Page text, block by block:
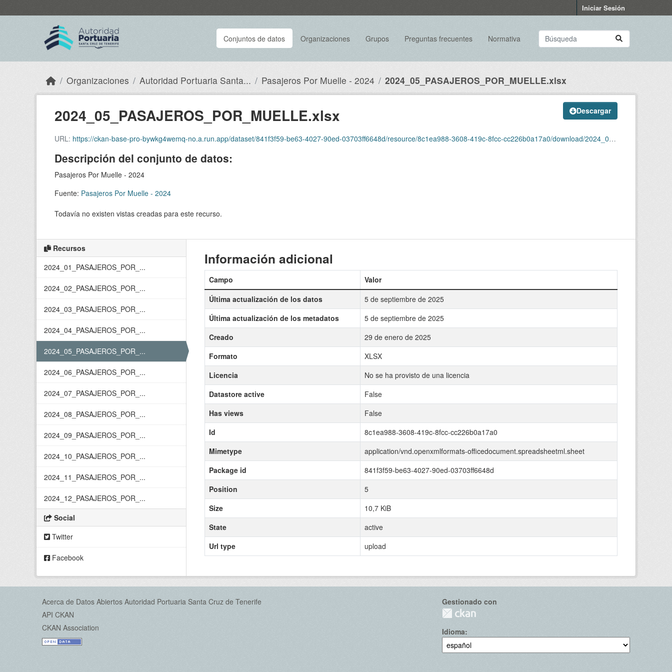
Iniciar Sesión
Conjuntos de datos Organizaciones Grupos Preguntas frecuentes Normativa
Organizaciones Autoridad Portuaria Santa... Pasajeros Por Muelle - 2024 2024_05_PASAJEROS_POR_MUELLE.xlsx
Descargar
2024_05_PASAJEROS_POR_MUELLE.xlsx
URL: https://ckan-base-pro-bywkg4wemq-no.a.run.app/dataset/841f3f59-be63-4027-90ed-03703ff6648d/resource/8c1ea988-3608-419c-8fcc-cc226b0a17a0/download/2024_05_pasajeros_por_muelle.xlsx
Descripción del conjunto de datos:
Pasajeros Por Muelle - 2024
Fuente: Pasajeros Por Muelle - 2024
Todavía no existen vistas creadas para este recurso.
Recursos
2024_01_PASAJEROS_POR_...
2024_02_PASAJEROS_POR_...
2024_03_PASAJEROS_POR_...
2024_04_PASAJEROS_POR_...
2024_05_PASAJEROS_POR_...
2024_06_PASAJEROS_POR_...
2024_07_PASAJEROS_POR_...
2024_08_PASAJEROS_POR_...
2024_09_PASAJEROS_POR_...
2024_10_PASAJEROS_POR_...
2024_11_PASAJEROS_POR_...
2024_12_PASAJEROS_POR_...
Social
Twitter
Facebook
Información adicional
Campo
Valor
Última actualización de los datos
5 de septiembre de 2025
Última actualización de los metadatos
5 de septiembre de 2025
Creado
29 de enero de 2025
Formato
XLSX
Licencia
No se ha provisto de una licencia
Datastore active
False
Has views
False
Id
8c1ea988-3608-419c-8fcc-cc226b0a17a0
Mimetype
application/vnd.openxmlformats-officedocument.spreadsheetml.sheet
Package id
841f3f59-be63-4027-90ed-03703ff6648d
Position
5
Size
10,7 KiB
State
active
Url type
upload
Acerca de Datos Abiertos Autoridad Portuaria Santa Cruz de Tenerife
API CKAN
CKAN Association
Gestionado con
Idioma